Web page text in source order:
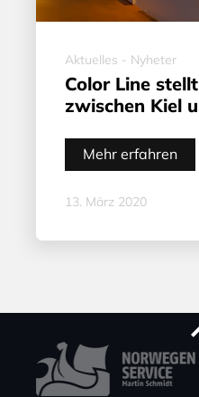
Aktuelles - Nyheter
Color Line
zwischen Kiel
Mehr erfahren
13. März 2020